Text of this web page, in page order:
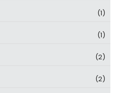
(1)
(1)
(2)
(2)